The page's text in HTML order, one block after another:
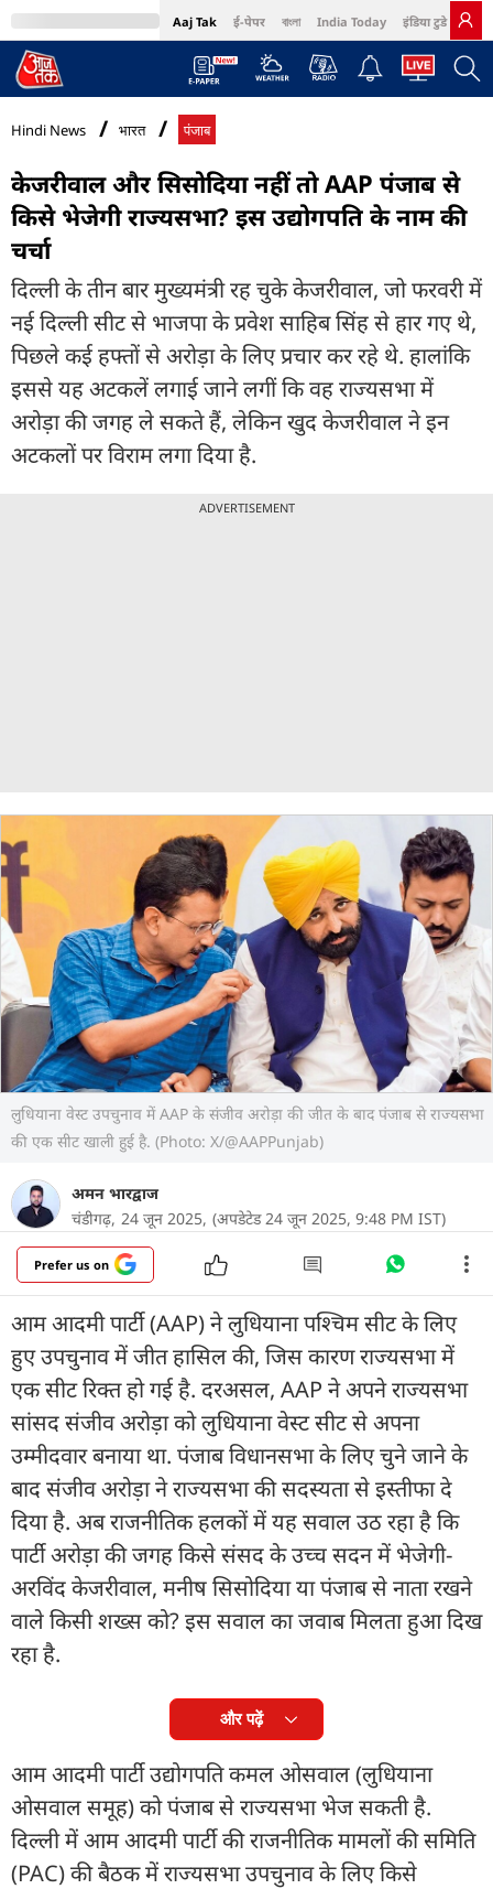
Aaj Tak ई-पेपर বাংলা India Today इंडिया टुडे हिंदी
MumbaiTak Cosmopolitan Harper's Bazaar Northeast
Hindi News भारत पंजाब
केजरीवाल और सिसोदिया नहीं तो AAP पंजाब से
किसे भेजेगी राज्यसभा? इस उद्योगपति के नाम की
चर्चा
दिल्ली के तीन बार मुख्यमंत्री रह चुके केजरीवाल, जो फरवरी में
नई दिल्ली सीट से भाजपा के प्रवेश साहिब सिंह से हार गए थे,
पिछले कई हफ्तों से अरोड़ा के लिए प्रचार कर रहे थे. हालांकि
इससे यह अटकलें लगाई जाने लगीं कि वह राज्यसभा में
अरोड़ा की जगह ले सकते हैं, लेकिन खुद केजरीवाल ने इन
अटकलों पर​ विराम लगा दिया है.
ADVERTISEMENT
लुधियाना वेस्ट उपचुनाव में AAP के संजीव अरोड़ा की जीत के बाद पंजाब से राज्यसभा
की एक सीट खाली हुई है. (Photo: X/@AAPPunjab)
अमन भारद्वाज
चंडीगढ़, 24 जून 2025, (अपडेटेड 24 जून 2025, 9:48 PM IST)
Prefer us on
आम आदमी पार्टी (AAP) ने लुधियाना पश्चिम सीट के लिए
हुए उपचुनाव में जीत हासिल की, जिस कारण राज्यसभा में
एक सीट रिक्त हो गई है. दरअसल, AAP ने अपने राज्यसभा
सांसद संजीव अरोड़ा को लुधियाना वेस्ट सीट से अपना
उम्मीदवार बनाया था. पंजाब विधानसभा के लिए चुने जाने के
बाद संजीव अरोड़ा ने राज्यसभा की सदस्यता से इस्तीफा दे
दिया है. अब राजनीतिक हलकों में यह सवाल उठ रहा है कि
पार्टी अरोड़ा की जगह किसे संसद के उच्च सदन में भेजेगी-
अरविंद केजरीवाल, मनीष सिसोदिया या पंजाब से नाता रखने
वाले किसी शख्स को? इस सवाल का जवाब मिलता हुआ दिख
रहा है.
और पढ़ें
आम आदमी पार्टी उद्योगपति कमल ओसवाल (लुधियाना
ओसवाल समूह) को पंजाब से राज्यसभा भेज सकती है.
दिल्ली में आम आदमी पार्टी की राजनीतिक मामलों की समिति
(PAC) की बैठक में राज्यसभा उपचुनाव के लिए किसे